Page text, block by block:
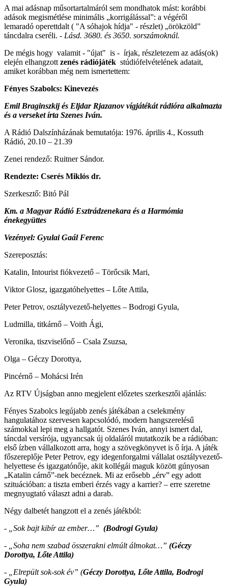
A mai adásnap műsortartalmáról sem mondhatok mást: korábbi
adások megismétlése minimális „korrigálással”: a végéről
lemaradó operettdalt ( "A sóhajok hídja" - részlet) „örökzöld”
táncdalra cseréli. - Lásd. 3680. és 3650. sorszámoknál.
De mégis hogy valamit - "újat" is - írjak, részletezem az adás(ok)
elején elhangzott zenés rádiójáték stúdiófelvételének adatait,
amiket korábban még nem ismertettem:
Fényes Szabolcs: Kinevezés
Emil Braginszkij és Eljdar Rjazanov vígjátékát rádióra alkalmazta
és a verseket írta Szenes Iván.
A Rádió Dalszínházának bemutatója: 1976. április 4., Kossuth
Rádió, 20.10 – 21.39
Zenei rendező: Ruitner Sándor.
Rendezte: Cserés Miklós dr.
Szerkesztő: Bitó Pál
Km. a Magyar Rádió Esztrádzenekara és a Harmómia
énekegyüttes
Vezényel: Gyulai Gaál Ferenc
Szereposztás:
Katalin, Intourist fiókvezető – Törőcsik Mari,
Viktor Glosz, igazgatóhelyettes – Lőte Attila,
Peter Petrov, osztályvezető-helyettes – Bodrogi Gyula,
Ludmilla, titkárnő – Voith Ági,
Veronika, tiszviselőnő – Csala Zsuzsa,
Olga – Géczy Dorottya,
Pincérnő – Mohácsi Irén
Az RTV Újságban anno megjelent előzetes szerkesztői ajánlás:
Fényes Szabolcs legújabb zenés játékában a cselekmény
hangulatához szervesen kapcsolódó, modern hangszerelésű
számokkal lepi meg a hallgatót. Szenes Iván, annyi ismert dal,
táncdal versírója, ugyancsak új oldaláról mutatkozik be a rádióban:
első ízben vállalkozott arra, hogy a szövegkönyvet is ő írja. A játék
főszereplője Peter Petrov, egy idegenforgalmi vállalat osztályvezető-
helyettese és igazgatónője, akit kollégái maguk között gúnyosan
„Katalin cárnő”-nek becéznek. Mi az erősebb „érv” egy adott
szituációban: a tiszta emberi érzés vagy a karrier? – erre szeretne
megnyugtató választ adni a darab.
Négy dalbetét hangzott el a zenés játékból:
- „Sok bajt kibír az ember…” (Bodrogi Gyula)
- „Soha nem szabad összerakni elmúlt álmokat…” (Géczy
Dorottya, Lőte Attila)
- „Elrepült sok-sok év” (Géczy Dorottya, Lőte Attila, Bodrogi
Gyula)